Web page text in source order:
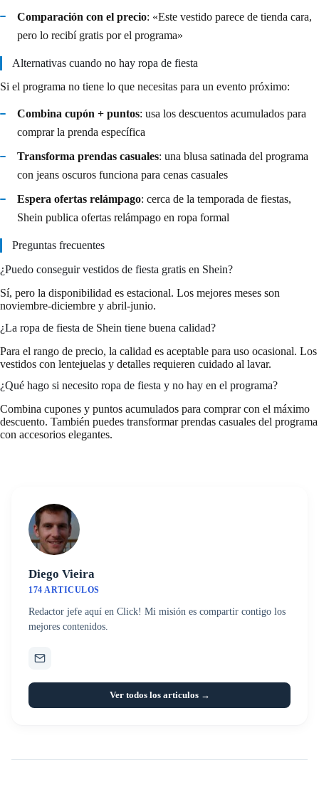
Comparación con el precio: «Este vestido parece de tienda cara,
pero lo recibí gratis por el programa»
Alternativas cuando no hay ropa de fiesta
Si el programa no tiene lo que necesitas para un evento próximo:
Combina cupón + puntos: usa los descuentos acumulados para
comprar la prenda específica
Transforma prendas casuales: una blusa satinada del programa
con jeans oscuros funciona para cenas casuales
Espera ofertas relámpago: cerca de la temporada de fiestas,
Shein publica ofertas relámpago en ropa formal
Preguntas frecuentes
¿Puedo conseguir vestidos de fiesta gratis en Shein?
Sí, pero la disponibilidad es estacional. Los mejores meses son
noviembre-diciembre y abril-junio.
¿La ropa de fiesta de Shein tiene buena calidad?
Para el rango de precio, la calidad es aceptable para uso ocasional. Los
vestidos con lentejuelas y detalles requieren cuidado al lavar.
¿Qué hago si necesito ropa de fiesta y no hay en el programa?
Combina cupones y puntos acumulados para comprar con el máximo
descuento. También puedes transformar prendas casuales del programa
con accesorios elegantes.
Diego Vieira
174 ARTICULOS
Redactor jefe aquí en Click! Mi misión es compartir contigo los
mejores contenidos.
Ver todos los articulos →